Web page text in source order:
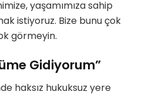
yaşamımıza sahip
istiyoruz. Bize bunu çok
görmeyin.
Gidiyorum”
haksız hukuksuz yere